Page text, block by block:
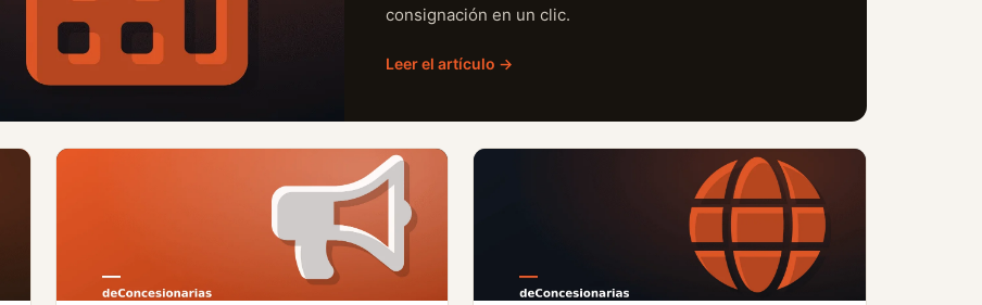
consignación en un clic.
Leer el artículo →